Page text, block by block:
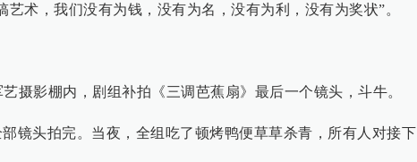
艺术，我们没有为钱，没有为名，没有为利，没有为奖状”。
摄影棚内，剧组补拍《三调芭蕉扇》最后一个镜头，斗牛。
镜头拍完。当夜，全组吃了顿烤鸭便草草杀青，所有人对接下